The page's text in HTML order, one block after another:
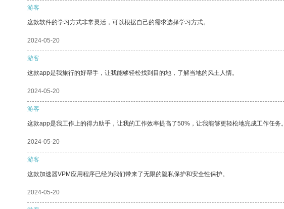
游客
这款软件的学习方式非常灵活，可以根据自己的需求选择学习方式。
2024-05-20
游客
这款app是我旅行的好帮手，让我能够轻松找到目的地，了解当地的风土人情。
2024-05-20
游客
这款app是我工作上的得力助手，让我的工作效率提高了50%，让我能够更轻松地完成工作任务。
2024-05-20
游客
这款加速器VPM应用程序已经为我们带来了无限的隐私保护和安全性保护。
2024-05-20